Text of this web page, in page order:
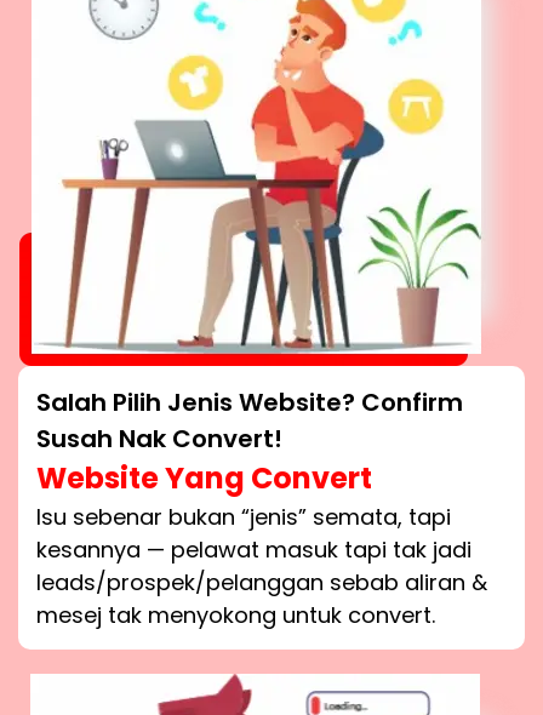
Salah Pilih Jenis Website? Confirm
Susah Nak Convert!
Website Yang Convert
Isu sebenar bukan “jenis” semata, tapi
kesannya — pelawat masuk tapi tak jadi
leads/prospek/pelanggan sebab aliran &
mesej tak menyokong untuk convert.